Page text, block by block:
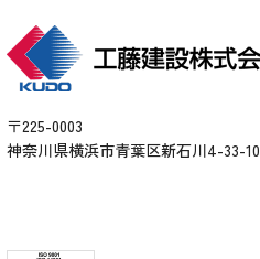
〒225-0003
神奈川県横浜市青葉区新石川4-33-10